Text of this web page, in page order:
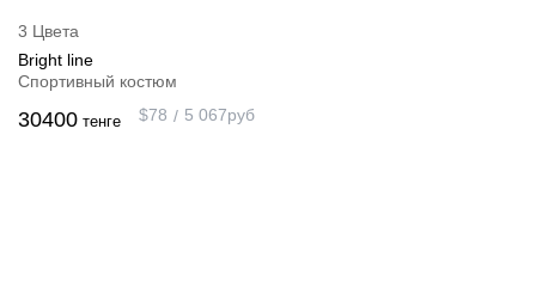
3 Цвета
Bright line
Спортивный костюм
30400 тенге $78 5 067руб